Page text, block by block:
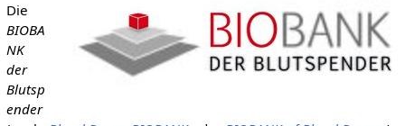
Die
BIOBA
NK
der
Blutsp
ender